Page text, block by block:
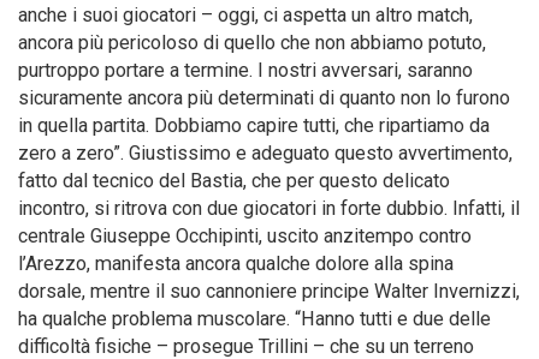
anche i suoi giocatori – oggi, ci aspetta un altro match,
ancora più pericoloso di quello che non abbiamo potuto,
purtroppo portare a termine. I nostri avversari, saranno
sicuramente ancora più determinati di quanto non lo furono
in quella partita. Dobbiamo capire tutti, che ripartiamo da
zero a zero”. Giustissimo e adeguato questo avvertimento,
fatto dal tecnico del Bastia, che per questo delicato
incontro, si ritrova con due giocatori in forte dubbio. Infatti, il
centrale Giuseppe Occhipinti, uscito anzitempo contro
l’Arezzo, manifesta ancora qualche dolore alla spina
dorsale, mentre il suo cannoniere principe Walter Invernizzi,
ha qualche problema muscolare. “Hanno tutti e due delle
difficoltà fisiche – prosegue Trillini – che su un terreno